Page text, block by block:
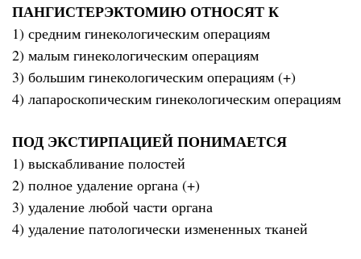
ПАНГИСТЕРЭКТОМИЮ ОТНОСЯТ К
1) средним гинекологическим операциям
2) малым гинекологическим операциям
3) большим гинекологическим операциям (+)
4) лапароскопическим гинекологическим операциям
ПОД ЭКСТИРПАЦИЕЙ ПОНИМАЕТСЯ
1) выскабливание полостей
2) полное удаление органа (+)
3) удаление любой части органа
4) удаление патологически измененных тканей